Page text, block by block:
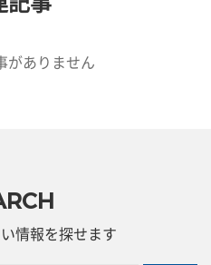
がありません
情報を探せます